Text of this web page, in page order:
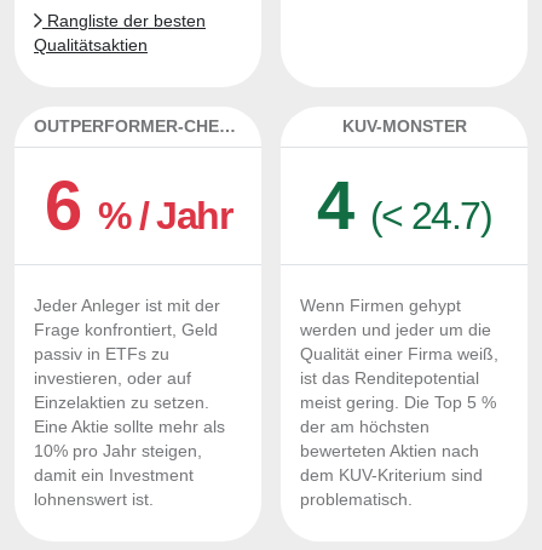
Rangliste der besten
Qualitätsaktien
OUTPERFORMER-CHECK
6 % / Jahr
Jeder Anleger ist mit der
Frage konfrontiert, Geld
passiv in ETFs zu
investieren, oder auf
Einzelaktien zu setzen.
Eine Aktie sollte mehr als
10% pro Jahr steigen,
damit ein Investment
lohnenswert ist.
KUV-MONSTER
4 (< 24.7)
Wenn Firmen gehypt
werden und jeder um die
Qualität einer Firma weiß,
ist das Renditepotential
meist gering. Die Top 5 %
der am höchsten
bewerteten Aktien nach
dem KUV-Kriterium sind
problematisch.